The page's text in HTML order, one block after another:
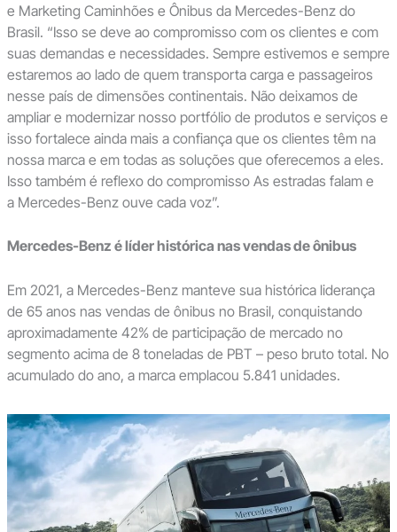
e Marketing Caminhões e Ônibus da Mercedes-Benz do
Brasil. “Isso se deve ao compromisso com os clientes e com
suas demandas e necessidades. Sempre estivemos e sempre
estaremos ao lado de quem transporta carga e passageiros
nesse país de dimensões continentais. Não deixamos de
ampliar e modernizar nosso portfólio de produtos e serviços e
isso fortalece ainda mais a confiança que os clientes têm na
nossa marca e em todas as soluções que oferecemos a eles.
Isso também é reflexo do compromisso As estradas falam e
a Mercedes-Benz ouve cada voz”.
Mercedes-Benz é líder histórica nas vendas de ônibus
Em 2021, a Mercedes-Benz manteve sua histórica liderança
de 65 anos nas vendas de ônibus no Brasil, conquistando
aproximadamente 42% de participação de mercado no
segmento acima de 8 toneladas de PBT – peso bruto total. No
acumulado do ano, a marca emplacou 5.841 unidades.